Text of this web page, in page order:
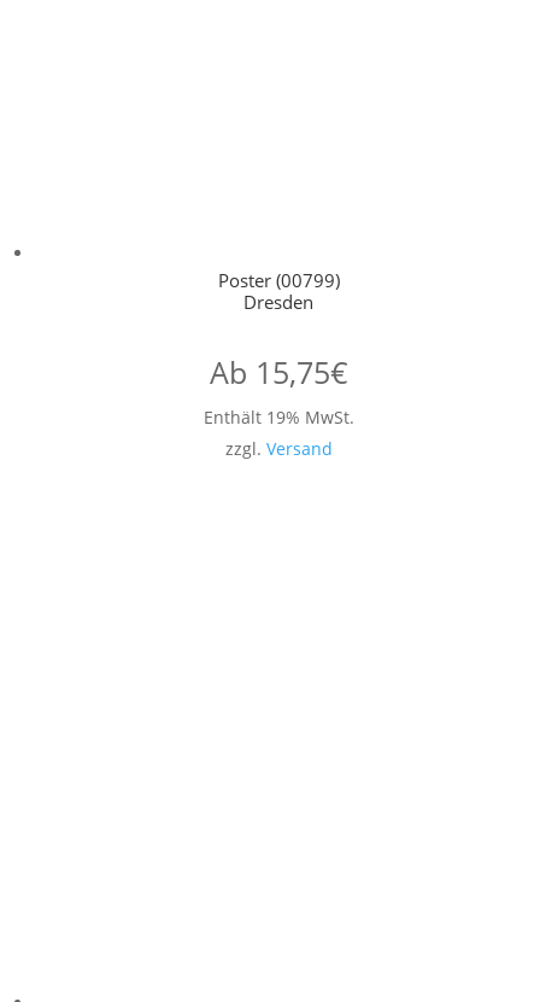
Poster (00799)
Dresden
Ab 15,75€
Enthält 19% MwSt.
zzgl. Versand